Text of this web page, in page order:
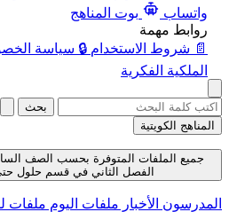
واتساب
بوت المناهج
روابط مهمة
📄 شروط الاستخدام 🔒 سياسة
الملكية الفكرية
بحث
المناهج الكويتية
جميع الملفات المتوفرة بحسب الصف
الفصل الثاني في قسم حلول حتى تاريخ
المدرسون الأخبار ملفات اليوم ملفات